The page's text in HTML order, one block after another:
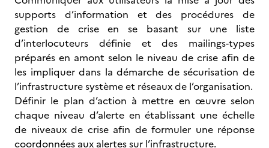
supports d’information et des procédures de
gestion de crise en se basant sur une liste
d’interlocuteurs définie et des mailings-types
préparés en amont selon le niveau de crise afin de
les impliquer dans la démarche de sécurisation de
l’infrastructure système et réseaux de l’organisation.
Définir le plan d’action à mettre en œuvre selon
chaque niveau d’alerte en établissant une échelle
de niveaux de crise afin de formuler une réponse
coordonnées aux alertes sur l’infrastructure.